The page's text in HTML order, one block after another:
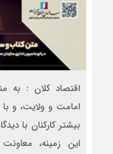
اقتصاد کلان : به
امامت و ولایت، و
بیشتر کارکنان با
این زمینه،